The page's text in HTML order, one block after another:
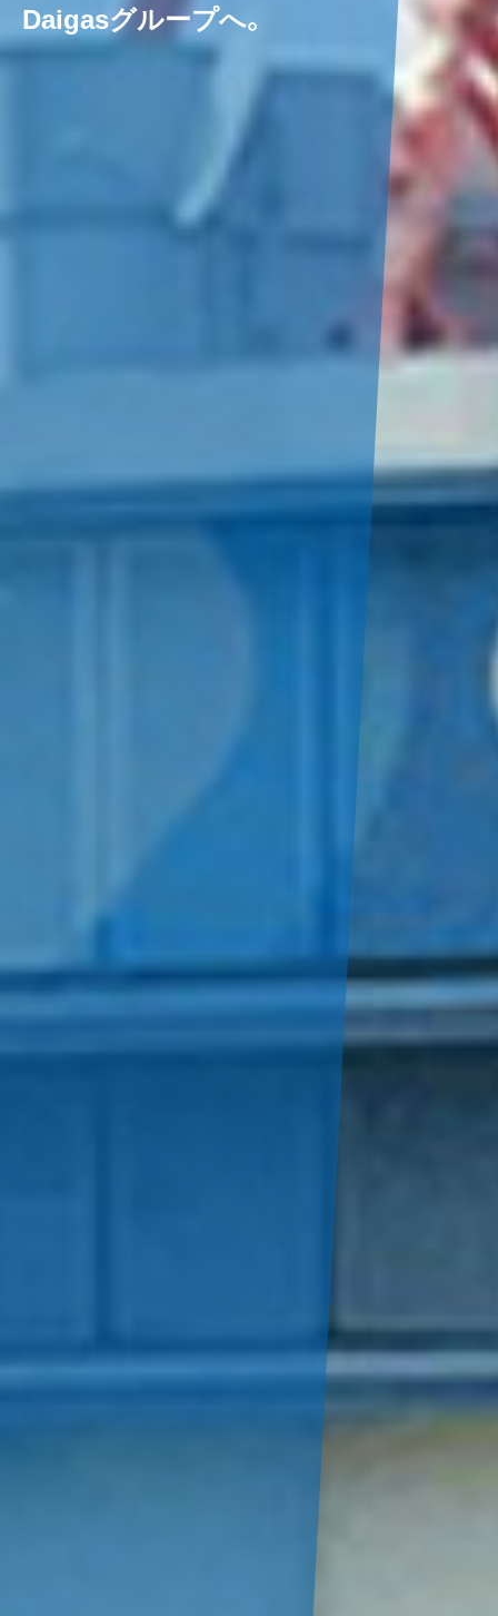
Daigasグループへ。